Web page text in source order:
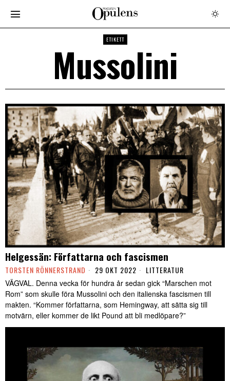
ETIKETT
Mussolini
Helgessän: Författarna och fascismen
TORSTEN RÖNNERSTRAND 29 OKT 2022 LITTERATUR
VÄGVAL. Denna vecka för hundra år sedan gick “Marschen mot
Rom” som skulle föra Mussolini och den italienska fascismen till
makten. “Kommer författarna, som Hemingway, att sätta sig till
motvärn, eller kommer de likt Pound att bli medlöpare?”